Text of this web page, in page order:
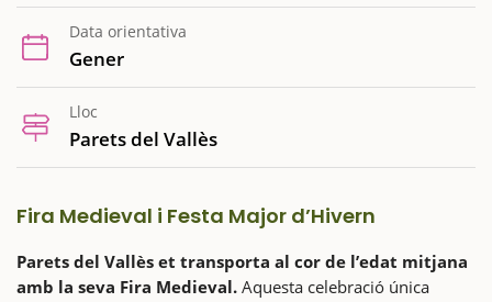
Data orientativa
Gener
Lloc
Parets del Vallès
Fira Medieval i Festa Major d’Hivern
Parets del Vallès et transporta al cor de l’edat mitjana
amb la seva Fira Medieval. Aquesta celebració única